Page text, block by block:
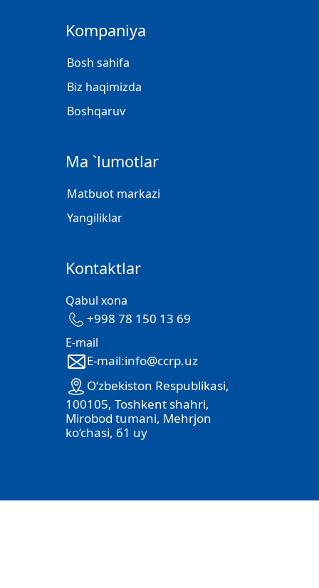
Kompaniya
Bosh sahifa
Biz haqimizda
Boshqaruv
Ma `lumotlar
Matbuot markazi
Yangiliklar
Kontaktlar
Qabul xona
+998 78 150 13 69
E-mail
E-mail:info@ccrp.uz
O‘zbekiston Respublikasi,
100105, Toshkent shahri,
Mirobod tumani, Mehrjon
ko‘chasi, 61 uy